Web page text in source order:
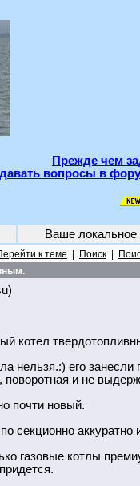
Прежде чем
вопросы в
Ваше
к теме Поиск
котел
нельзя.:) его
поворотная и не
почти новый.
секционно аккуратно
газовые котлы